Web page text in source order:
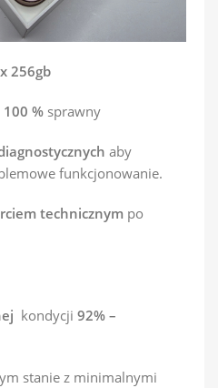
256gb
100 % sprawny
aby
funkcjonowanie.
technicznym po
kondycji 92% –
stanie z minimalnymi